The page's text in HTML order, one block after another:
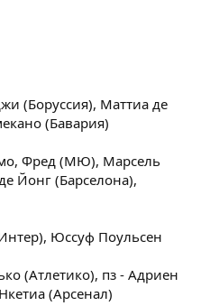
(Боруссия), Маттиа де
(Бавария)
Фред (МЮ), Марсель
Йонг (Барселона),
Юссуф Поульсен
(Атлетико), пз - Адриен
(Арсенал)